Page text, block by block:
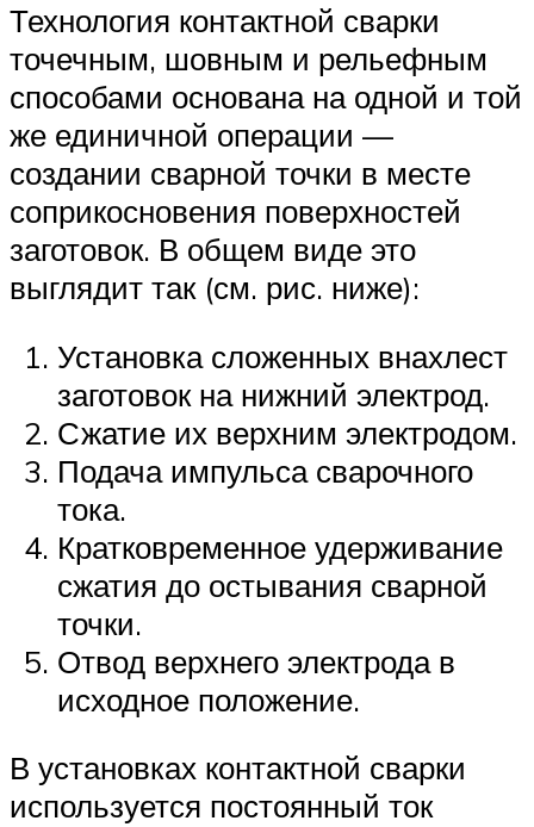
Технология контактной сварки
точечным, шовным и рельефным
способами основана на одной и той
же единичной операции —
создании сварной точки в месте
соприкосновения поверхностей
заготовок. В общем виде это
выглядит так (см. рис. ниже):
Установка сложенных внахлест
заготовок на нижний электрод.
Сжатие их верхним электродом.
Подача импульса сварочного
тока.
Кратковременное удерживание
сжатия до остывания сварной
точки.
Отвод верхнего электрода в
исходное положение.
В установках контактной сварки
используется постоянный ток